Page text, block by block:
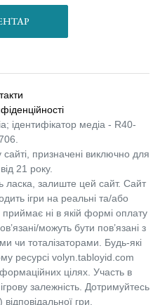
КОМЕНТАР
ідентифікатор медіа - R40-
призначені виключно для
21 року.
залиште цей сайт. Сайт
ігри на реальні та/або
приймає ні в якій формі оплату
можуть бути пов’язані з
чи тоталізаторами. Будь-які
ресурсі volyn.tabloyid.com
цілях. Участь в
залежність. Дотримуйтесь
гри.